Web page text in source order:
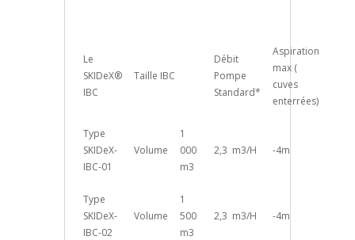
Le
SKIDeX®
IBC
Taille IBC
Débit
Pompe
Standard*
Aspiration
max (
cuves
enterrées)
Type
SKIDeX-
IBC-01
Volume
1
000
m3
2,3 m3/H -4m
Type
SKIDeX-
IBC-02
Volume
1
500
m3
2,3 m3/H -4m